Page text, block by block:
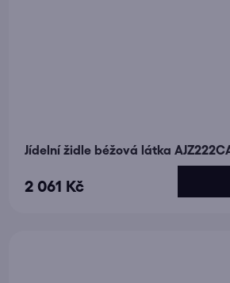
Jídelní židle béžová látka
2 061 Kč